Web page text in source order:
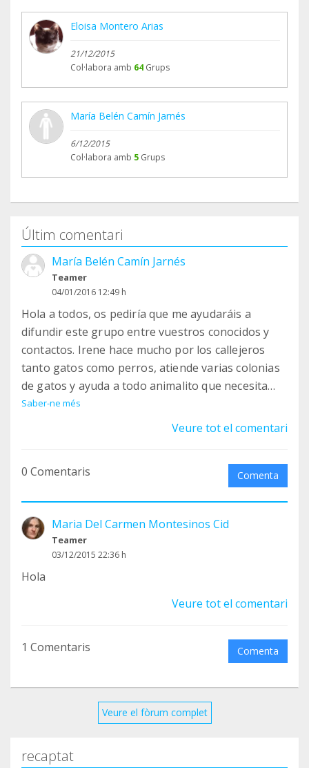
Eloisa Montero Arias
21/12/2015
Col·labora amb 64 Grups
María Belén Camín Jarnés
6/12/2015
Col·labora amb 5 Grups
Últim comentari
María Belén Camín Jarnés
Teamer
04/01/2016 12:49 h
Hola a todos, os pediría que me ayudaráis a
difundir este grupo entre vuestros conocidos y
contactos. Irene hace mucho por los callejeros
tanto gatos como perros, atiende varias colonias
de gatos y ayuda a todo animalito que necesita
ayuda. Tanto que no da abasto, tiene muchisimos
casos y está sola para abarcar y pagar todo.
proponemos, e imginar cuántos seríamos
posibilidad de alimentarse, de veterianario, y de
encontrar un hogar. Gracias a todos por vuestra
Saber-ne més
Veure tot el comentari
0 Comentaris Comenta
Maria Del Carmen Montesinos Cid
Teamer
03/12/2015 22:36 h
Hola
Veure tot el comentari
1 Comentaris Comenta
Veure el fòrum complet
recaptat